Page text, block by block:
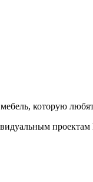
мебель, которую